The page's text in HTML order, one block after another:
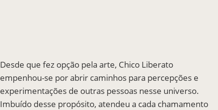
ENTRE EM CONTATO
Desde que fez opção pela arte, Chico Liberato
empenhou-se por abrir caminhos para percepções e
experimentações de outras pessoas nesse universo.
Imbuído desse propósito, atendeu a cada chamamento